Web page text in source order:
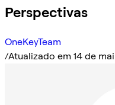
Perspectivas
OneKeyTeam
/Atualizado em 14 de